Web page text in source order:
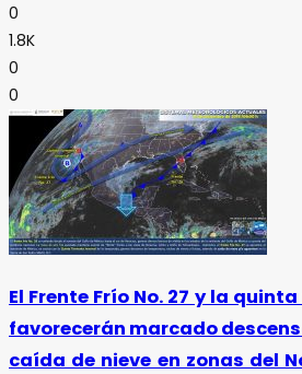
0
1.8K
0
0
El Frente Frío No. 27 y la
favorecerán marcado
caída de nieve en zonas del